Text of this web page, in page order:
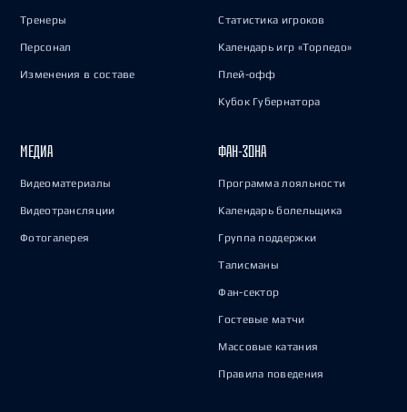
Тренеры
Персонал
Изменения в составе
Статистика игроков
Календарь игр «Торпедо»
Плей-офф
Кубок Губернатора
МЕДИА
Видеоматериалы
Видеотрансляции
Фотогалерея
ФАН-ЗОНА
Программа лояльности
Календарь болельщика
Группа поддержки
Талисманы
Фан-сектор
Гостевые матчи
Массовые катания
Правила поведения